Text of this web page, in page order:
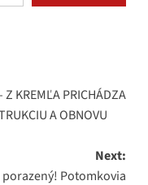
KREMĽA PRICHÁDZA
A OBNOVU
Next:
Potomkovia